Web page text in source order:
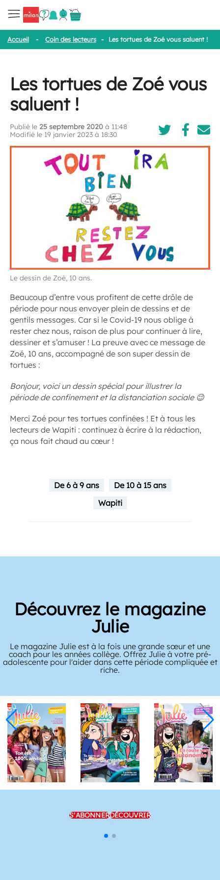
Accueil - Coin des lecteurs - Les tortues de Zoé vous saluent !
Les tortues de Zoé vous
saluent !
Publié le 25 septembre 2020 à 11:48
Modifié le 19 janvier 2023 à 18:30
Le dessin de Zoé, 10 ans.
Beaucoup d’entre vous profitent de cette drôle de
période pour nous envoyer plein de dessins et de
gentils messages. Car si le Covid-19 nous oblige à
rester chez nous, raison de plus pour continuer à lire,
dessiner et s’amuser ! La preuve avec ce message de
Zoé, 10 ans, accompagné de son super dessin de
tortues :
Bonjour, voici un dessin spécial pour illustrer la
période de confinement et la distanciation sociale 😉
Merci Zoé pour tes tortues confinées ! Et à tous les
lecteurs de Wapiti : continuez à écrire à la rédaction,
ça nous fait chaud au cœur !
De 6 à 9 ans
De 10 à 15 ans
Wapiti
Découvrez le magazine
Julie
Le magazine Julie est à la fois une grande sœur et une
coach pour les années collège. Offrez Julie à votre pré-
adolescente pour l'aider dans cette période compliquée et
riche.
S'ABONNERDÉCOUVRIR